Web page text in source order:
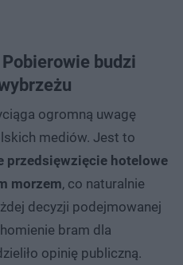
budzi
ogromną uwagę
mediów. Jest to
przedsięwzięcie hotelowe
morzem, co naturalnie
decyzji podejmowanej
bram dla
opinię publiczną.